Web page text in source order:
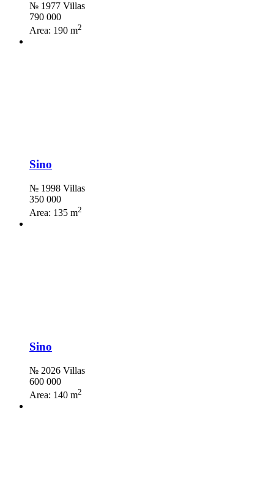
№ 1977 Villas
790 000
Area: 190 m2
Sino
№ 1998 Villas
350 000
Area: 135 m2
Sino
№ 2026 Villas
600 000
Area: 140 m2